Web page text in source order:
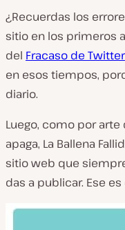
¿Recuerdas los
sitio en los primeros
del Fracaso de Twitter
en esos tiempos,
diario.
Luego, como por arte
apaga, La Ballena
sitio web que
das a publicar. Ese